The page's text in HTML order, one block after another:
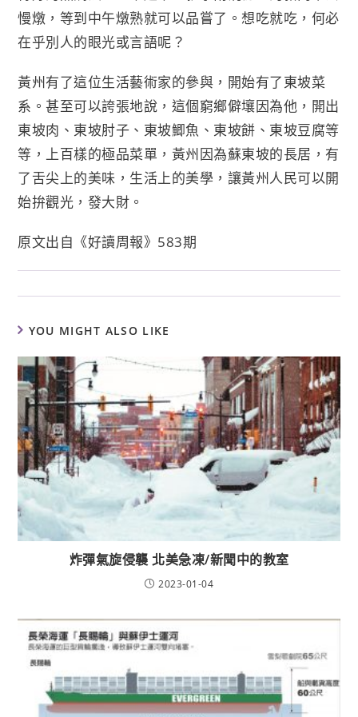
慢燉，等到中午燉熟就可以品嘗了。想吃就吃，何必
在乎別人的眼光或言語呢？
黃州有了這位生活藝術家的參與，開始有了東坡菜
系。甚至可以誇張地說，這個窮鄉僻壤因為他，開出
東坡肉、東坡肘子、東坡鯽魚、東坡餅、東坡豆腐等
等，上百樣的極品菜單，黃州因為蘇東坡的長居，有
了舌尖上的美味，生活上的美學，讓黃州人民可以開
始拚觀光，發大財。
原文出自《好讀周報》583期
YOU MIGHT ALSO LIKE
炸彈氣旋侵襲 北美急凍/新聞中的教室
2023-01-04